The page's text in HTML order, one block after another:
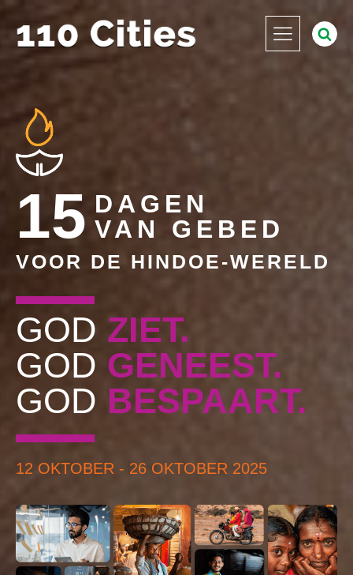
15 DAGEN
VAN GEBED
VOOR DE HINDOE-WERELD
GOD ZIET.
GOD GENEEST.
GOD BESPAART.
12 OKTOBER - 26 OKTOBER 2025